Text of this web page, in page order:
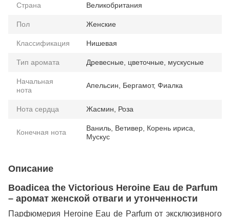
Страна Великобритания
Пол Женские
Классификация Нишевая
Тип аромата Древесные, цветочные, мускусные
Начальная
нота
Апельсин, Бергамот, Фиалка
Нота сердца Жасмин, Роза
Конечная нота
Ваниль, Ветивер, Корень ириса,
Мускус
Описание
Boadicea the Victorious Heroine Eau de Parfum
– аромат женской отваги и утонченности
Парфюмерия Heroine Eau de Parfum от эксклюзивного